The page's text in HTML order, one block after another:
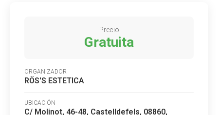
Precio
Gratuita
ORGANIZADOR
RÖS'S ESTETICA
UBICACIÓN
C/ Molinot, 46-48, Castelldefels, 08860,